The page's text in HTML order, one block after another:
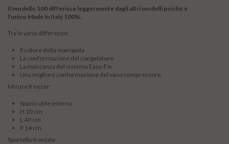
Il modello 100 differisce leggermente dagli altri modelli poiché è
l'unico Made in Italy 100%.
Tra le varie differenze:
Il colore della manopola
La conformazione del congelatore
La mancanza del sistema Easy-Fix
Una migliore conformazione del vano compressore
Misure freezer:
Spazio utile interno
H 10 cm
L 40 cm
P 14 cm
Sportello frontale